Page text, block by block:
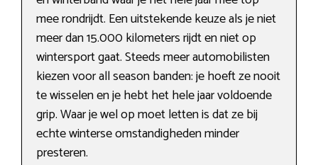
mee rondrijdt. Een uitstekende keuze als je niet
meer dan 15.000 kilometers rijdt en niet op
wintersport gaat. Steeds meer automobilisten
kiezen voor all season banden: je hoeft ze nooit
te wisselen en je hebt het hele jaar voldoende
grip. Waar je wel op moet letten is dat ze bij
echte winterse omstandigheden minder
presteren.